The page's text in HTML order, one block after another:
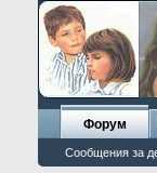
Форум
Сообщения за